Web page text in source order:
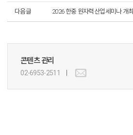
다음글 2026 한중 원자력산업세미나 개최
콘텐츠 관리
02-6953-2511